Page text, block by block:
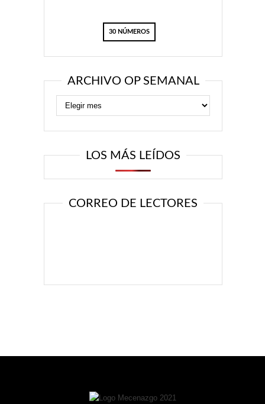
30 NÚMEROS
ARCHIVO OP SEMANAL
LOS MÁS LEÍDOS
CORREO DE LECTORES